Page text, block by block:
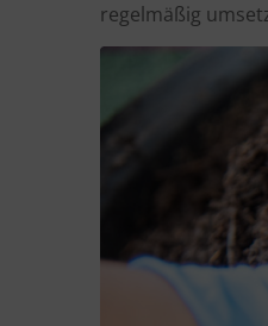
regelmäßig